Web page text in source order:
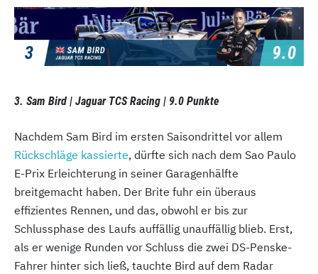
3. Sam Bird | Jaguar TCS Racing | 9.0 Punkte
Nachdem Sam Bird im ersten Saisondrittel vor allem
Rückschläge kassierte, dürfte sich nach dem Sao Paulo
E-Prix Erleichterung in seiner Garagenhälfte
breitgemacht haben. Der Brite fuhr ein überaus
effizientes Rennen, und das, obwohl er bis zur
Schlussphase des Laufs auffällig unauffällig blieb. Erst,
als er wenige Runden vor Schluss die zwei DS-Penske-
Fahrer hinter sich ließ, tauchte Bird auf dem Radar